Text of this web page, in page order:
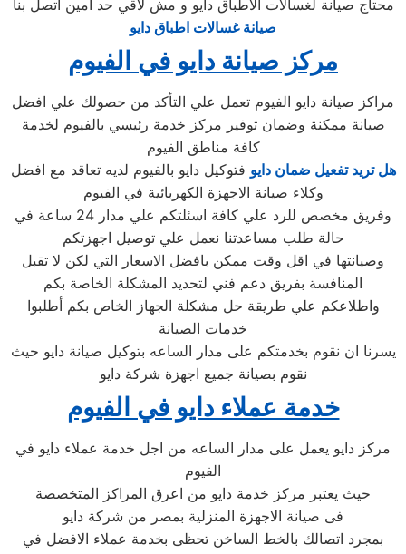
محتاج صيانة لغسالات الاطباق دايو و مش لاقي حد امين اتصل بنا
صيانة غسالات اطباق دايو
مركز صيانة دايو في الفيوم
مراكز صيانة دايو الفيوم تعمل علي التأكد من حصولك علي افضل
صيانة ممكنة وضمان توفير مركز خدمة رئيسي بالفيوم لخدمة
كافة مناطق الفيوم
هل تريد تفعيل ضمان دايو فتوكيل دايو بالفيوم لديه تعاقد مع افضل
وكلاء صيانة الاجهزة الكهربائية في الفيوم
وفريق مخصص للرد علي كافة اسئلتكم علي مدار 24 ساعة في
حالة طلب مساعدتنا نعمل علي توصيل اجهزتكم
وصيانتها في اقل وقت ممكن بافضل الاسعار التي لكن لا تقبل
المنافسة بفريق دعم فني لتحديد المشكلة الخاصة بكم
واطلاعكم علي طريقة حل مشكلة الجهاز الخاص بكم أطلبوا
خدمات الصيانة
يسرنا ان نقوم بخدمتكم على مدار الساعه بتوكيل صيانة دايو حيث
نقوم بصيانة جميع اجهزة شركة دايو
خدمة عملاء دايو في الفيوم
مركز دايو يعمل على مدار الساعه من اجل خدمة عملاء دايو في
الفيوم
حيث يعتبر مركز خدمة دايو من اعرق المراكز المتخصصة
فى صيانة الاجهزة المنزلية بمصر من شركة دايو
بمجرد اتصالك بالخط الساخن تحظى بخدمة عملاء الافضل في